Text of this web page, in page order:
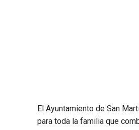
El Ayuntamiento de San
para toda la familia que